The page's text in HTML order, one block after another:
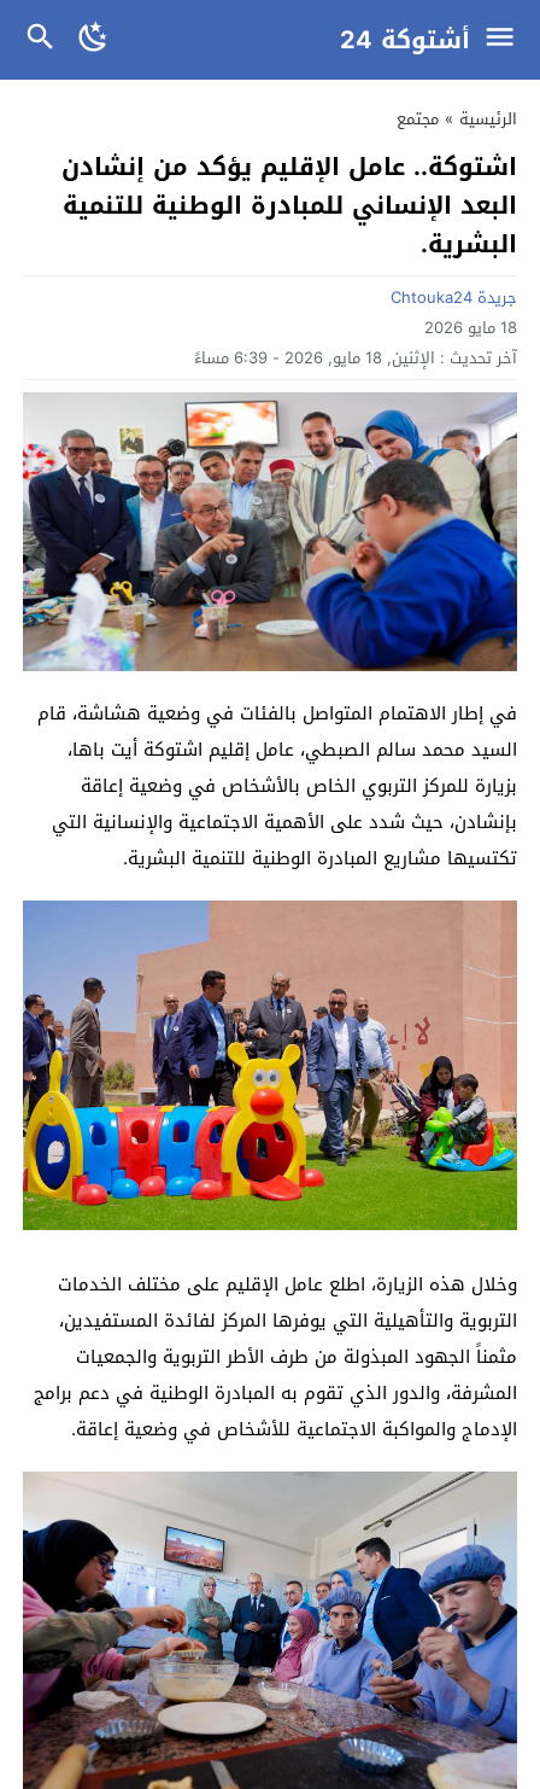
أشتوكة 24
الرئيسية » مجتمع
اشتوكة.. عامل الإقليم يؤكد من إنشادن
البعد الإنساني للمبادرة الوطنية للتنمية
البشرية.
جريدة Chtouka24
18 مايو 2026
آخر تحديث : الإثنين, 18 مايو, 2026 - 6:39 مساءً
في إطار الاهتمام المتواصل بالفئات في وضعية هشاشة، قام
السيد محمد سالم الصبطي، عامل إقليم اشتوكة أيت باها،
بزيارة للمركز التربوي الخاص بالأشخاص في وضعية إعاقة
بإنشادن، حيث شدد على الأهمية الاجتماعية والإنسانية التي
تكتسيها مشاريع المبادرة الوطنية للتنمية البشرية.
وخلال هذه الزيارة، اطلع عامل الإقليم على مختلف الخدمات
التربوية والتأهيلية التي يوفرها المركز لفائدة المستفيدين،
مثمناً الجهود المبذولة من طرف الأطر التربوية والجمعيات
المشرفة، والدور الذي تقوم به المبادرة الوطنية في دعم برامج
الإدماج والمواكبة الاجتماعية للأشخاص في وضعية إعاقة.